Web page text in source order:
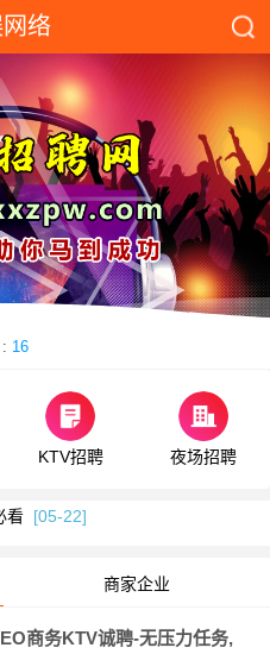
络
16
KTV招聘
夜场招聘
商家企业
商务KTV诚聘-无压力任务,